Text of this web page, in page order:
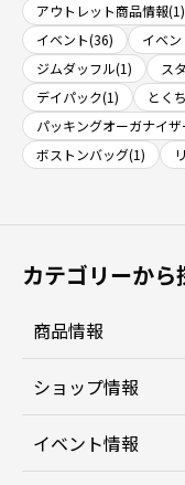
アウトレット商品情報(1)
イベント(36)
イベ
ジムダッフル(1)
ス
デイパック(1)
とく
パッキングオーガナイザ
ボストンバッグ(1)
カテゴリーから
商品情報
ショップ情報
イベント情報